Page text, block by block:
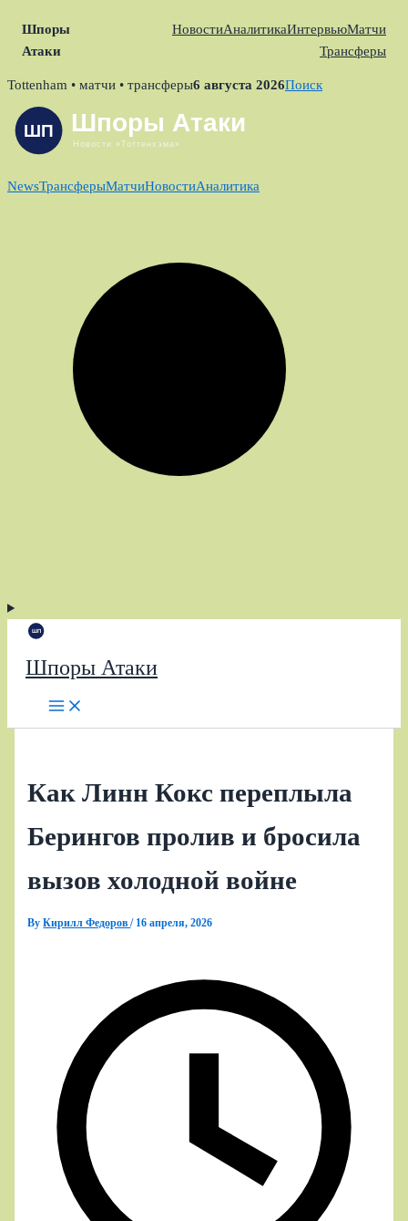
Шпоры
Атаки
НовостиАналитикаИнтервьюМатчи
Трансферы
Skip
content
Tottenham • матчи • трансферы6 августа 2026Поиск
NewsТрансферыМатчиНовостиАналитика
Шпоры Атаки
Как Линн Кокс переплыла
Берингов пролив и бросила
вызов холодной войне
ByКирилл Федоров/ 16 апреля, 2026